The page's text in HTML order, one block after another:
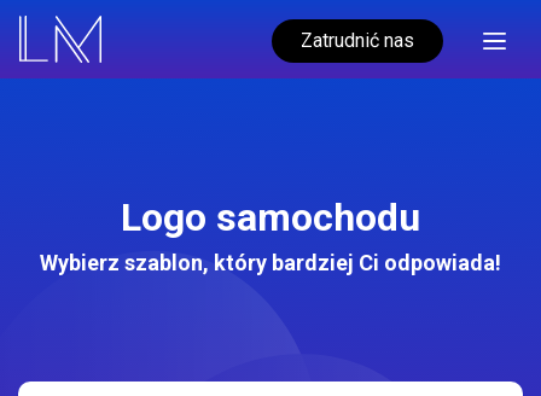
Zatrudnić nas
Logo samochodu
Wybierz szablon, który bardziej Ci odpowiada!